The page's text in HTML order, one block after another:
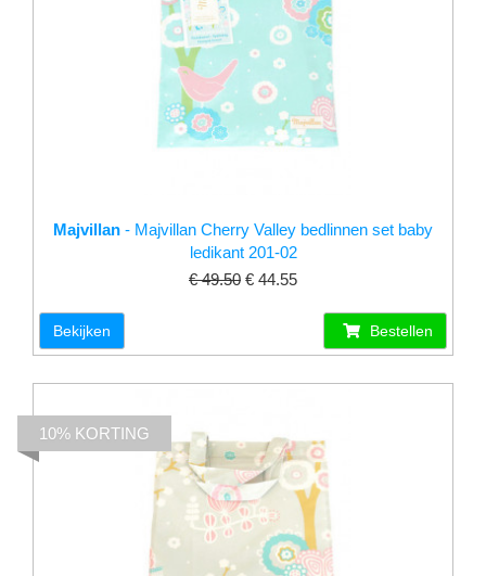
Majvillan - Majvillan Cherry Valley bedlinnen set baby
ledikant 201-02
€ 49.50 € 44.55
Bekijken Bestellen
10% KORTING